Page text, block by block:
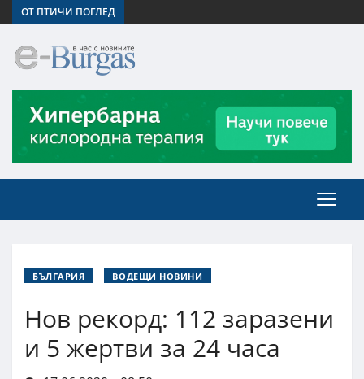
ОТ ПТИЧИ ПОГЛЕД
БЪЛГАРИЯ ВОДЕЩИ НОВИНИ
Нов рекорд: 112 заразени
и 5 жертви за 24 часа